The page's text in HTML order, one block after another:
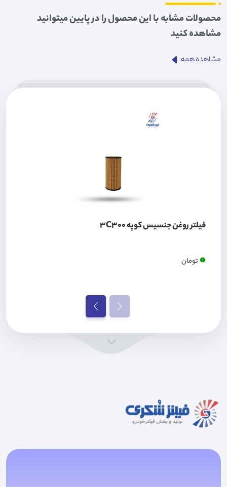
محصولات مشابه با این محصول را در پایین میتوانید
مشاهده کنید
مشاهده همه
فیلتر روغن جنسیس کوپه 3C300
0تومان